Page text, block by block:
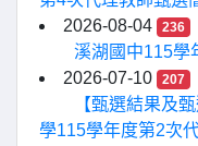
2026-08-04
236
溪湖國中115學
2026-07-10
207
【甄選結果及
學115學年度第2次